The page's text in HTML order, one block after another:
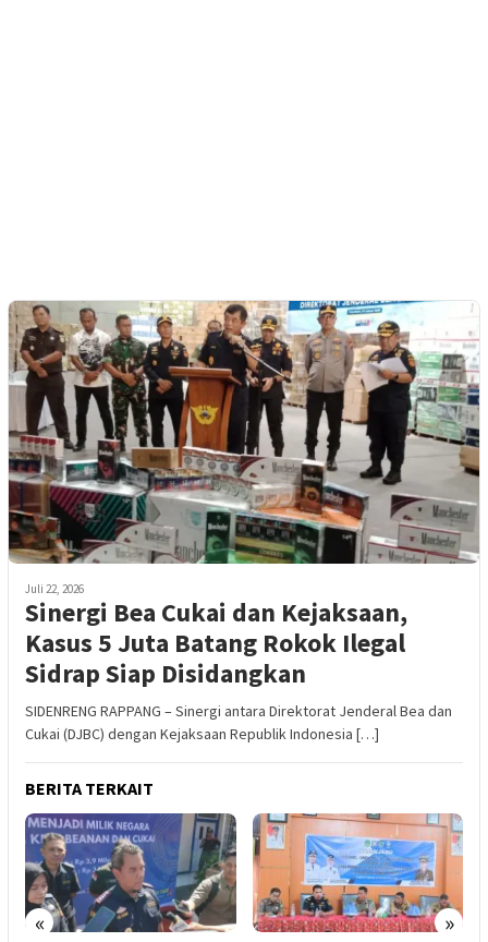
Juli 22, 2026
Sinergi Bea Cukai dan Kejaksaan,
Kasus 5 Juta Batang Rokok Ilegal
Sidrap Siap Disidangkan
SIDENRENG RAPPANG – Sinergi antara Direktorat Jenderal Bea dan
Cukai (DJBC) dengan Kejaksaan Republik Indonesia […]
BERITA TERKAIT
« »